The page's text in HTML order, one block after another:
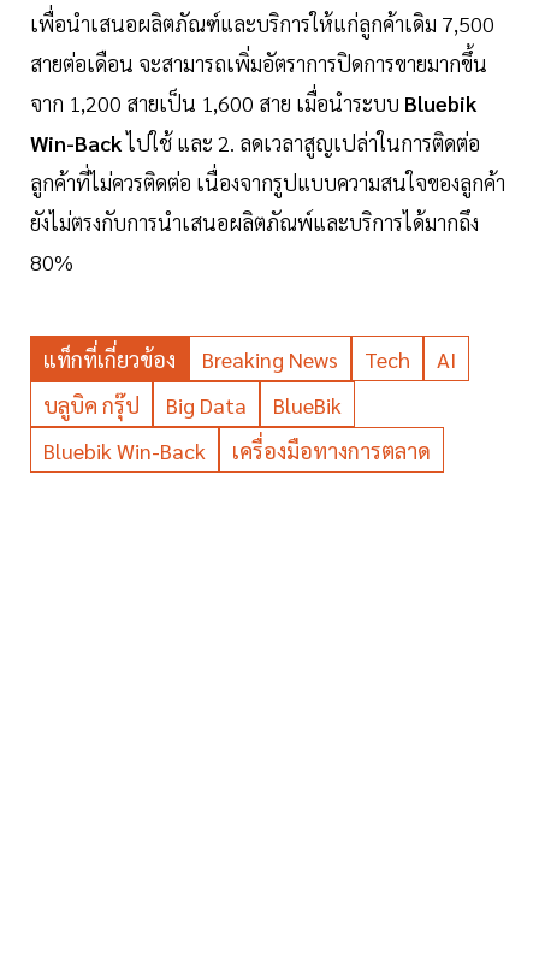
เพื่อนำเสนอผลิตภัณฑ์และบริการให้แก่ลูกค้าเดิม 7,500
สายต่อเดือน จะสามารถเพิ่มอัตราการปิดการขายมากขึ้น
จาก 1,200 สายเป็น 1,600 สาย เมื่อนำระบบ Bluebik
Win-Backไปใช้ และ 2. ลดเวลาสูญเปล่าในการติดต่อ
ลูกค้าที่ไม่ควรติดต่อ เนื่องจากรูปแบบความสนใจของลูกค้า
ยังไม่ตรงกับการนำเสนอผลิตภัณพ์และบริการได้มากถึง
80%
แท็กที่เกี่ยวข้อง Breaking News Tech
AI
บลูบิค กรุ๊ป
Big Data
BlueBik
Bluebik Win-Back
เครื่องมือทางการตลาด